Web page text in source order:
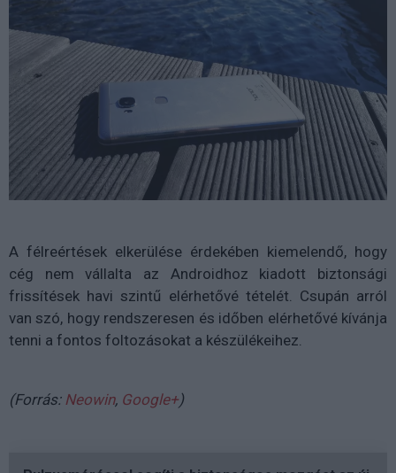
A félreértések elkerülése érdekében kiemelendő, hogy
cég nem vállalta az Androidhoz kiadott biztonsági
frissítések havi szintű elérhetővé tételét. Csupán arról
van szó, hogy rendszeresen és időben elérhetővé kívánja
tenni a fontos foltozásokat a készülékeihez.
(Forrás: Neowin, Google+)